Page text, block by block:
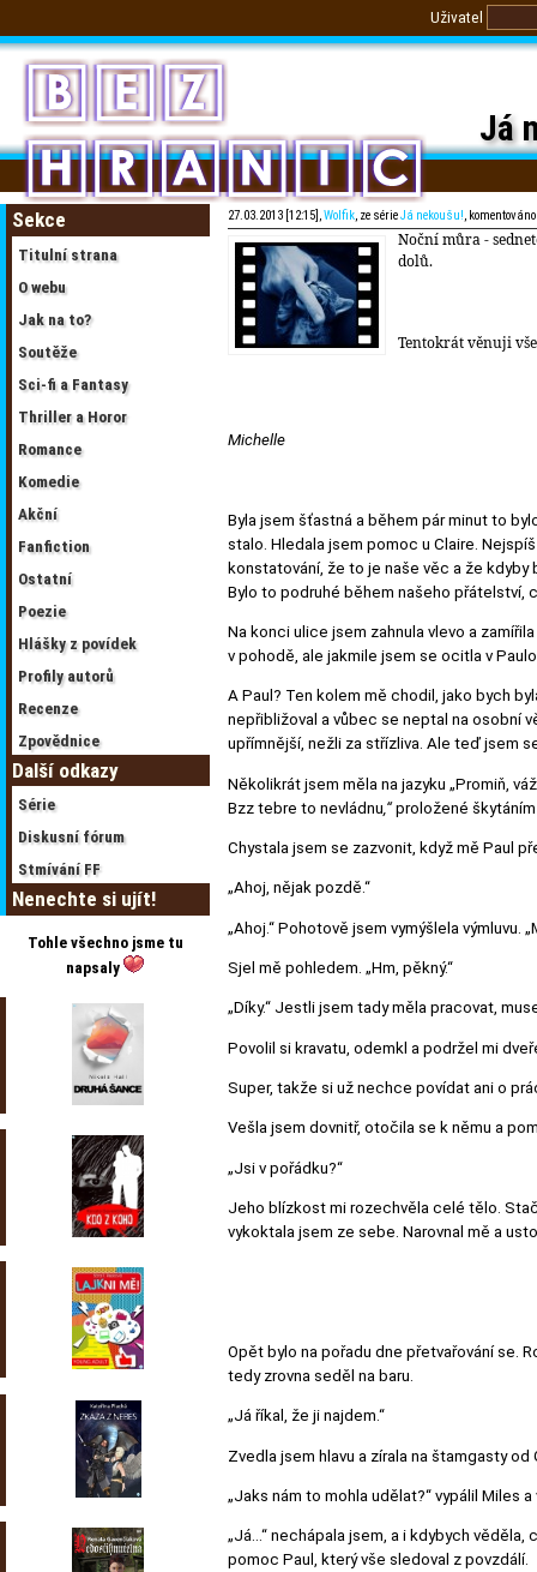
Uživatel
Já
Sekce
Titulní strana
O webu
Jak na to?
Soutěže
Sci-fi a Fantasy
Thriller a Horor
Romance
Komedie
Akční
Fanfiction
Ostatní
Poezie
Hlášky z povídek
Profily autorů
Recenze
Zpovědnice
Další odkazy
Série
Diskusní fórum
Stmívání FF
Nenechte si ujít!
Tohle všechno jsme tu
napsaly
27.03.2013 [12:15],Wolfik, ze sérieJá nekoušu!,
Noční můra -
dolů.
Tentokrát věnuji
Michelle
Byla jsem šťastná a během pár minut to
stalo. Hledala jsem pomoc u Claire.
konstatování, že to je naše věc a že kdyby
Bylo to podruhé během našeho přátelství,
Na konci ulice jsem zahnula vlevo a
v pohodě, ale jakmile jsem se ocitla v
A Paul? Ten kolem mě chodil, jako bych
nepřibližoval a vůbec se neptal na osobní
upřímnější, nežli za střízliva. Ale teď jsem
Několikrát jsem měla na jazyku „Promiň,
Bzz tebre to nevládnu ,“proložené
Chystala jsem se zazvonit, když mě Paul
„Ahoj, nějak pozdě.“
„Ahoj.“ Pohotově jsem vymýšlela výmluvu.
Sjel mě pohledem. „Hm, pěkný.“
„Díky.“ Jestli jsem tady měla pracovat,
Povolil si kravatu, odemkl a podržel mi
Super, takže si už nechce povídat ani o
Vešla jsem dovnitř, otočila se k němu a
„Jsi v pořádku?“
Jeho blízkost mi rozechvěla celé tělo.
vykoktala jsem ze sebe. Narovnal mě a
Opět bylo na pořadu dne přetvařování se.
tedy zrovna seděl na baru.
„Já říkal, že ji najdem.“
Zvedla jsem hlavu a zírala na štamgasty od
„Jaks nám to mohla udělat?“ vypálil Miles
„Já…“ nechápala jsem, a i kdybych
pomoc Paul, který vše sledoval z povzdálí.